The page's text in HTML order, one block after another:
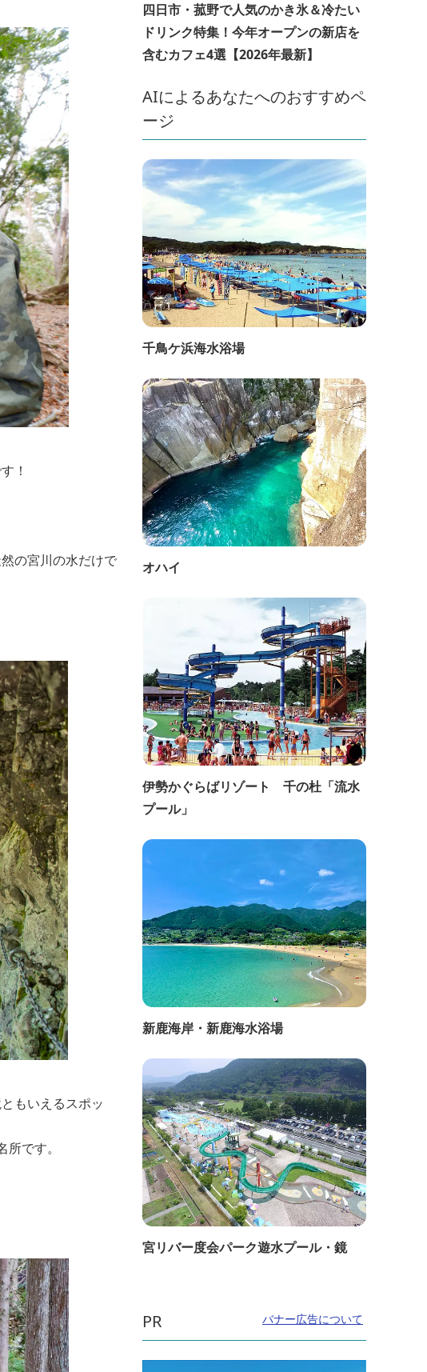
！
の宮川の水だけで
もいえるスポッ
です。
四日市・菰野で人気のかき氷＆冷たい
ドリンク特集！今年オープンの新店を
含むカフェ4選【2026年最新】
AIによるあなたへのおすすめペ
ージ
千鳥ケ浜海水浴場
オハイ
伊勢かぐらばリゾート 千の杜「流水
プール」
新鹿海岸・新鹿海水浴場
宮リバー度会パーク遊水プール・鏡
PR バナー広告について